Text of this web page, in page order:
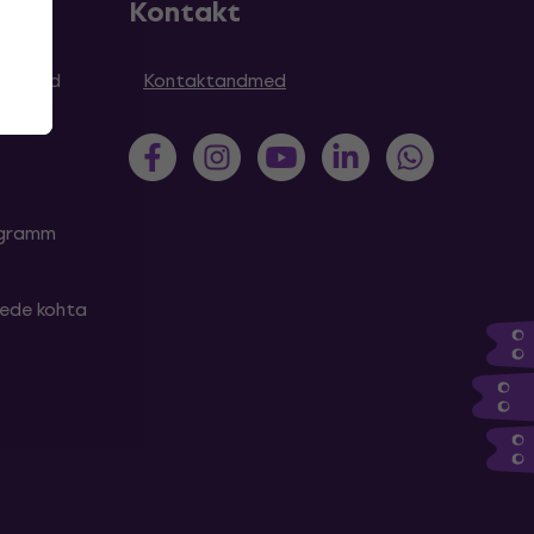
kohta
Kontakt
Kontaktandmed